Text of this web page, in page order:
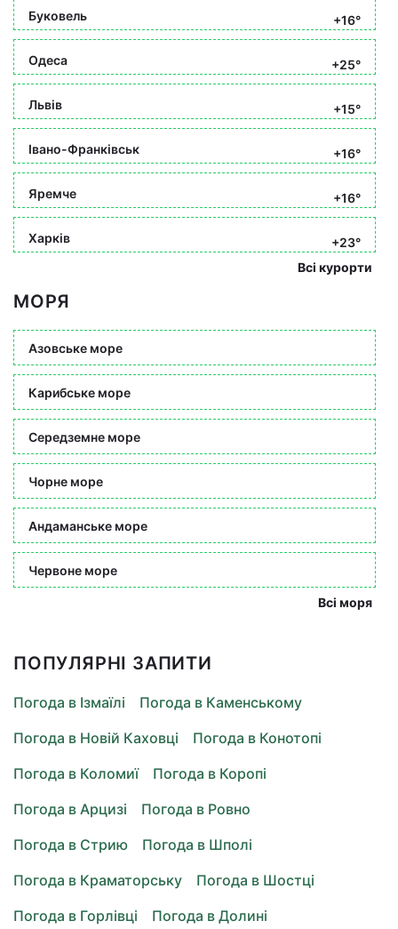
Буковель +16°
Одеса +25°
Львів +15°
Івано-Франківськ +16°
Яремче +16°
Харків
+23°
Всі курорти
МОРЯ
Азовське море
Карибське море
Середземне море
Чорне море
Андаманське море
Червоне море
Всі моря
ПОПУЛЯРНІ ЗАПИТИ
Погода в Ізмаїлі
Погода в Каменському
Погода в Новій Каховці
Погода в Конотопі
Погода в Коломиї
Погода в Коропі
Погода в Арцизі
Погода в Ровно
Погода в Стрию
Погода в Шполі
Погода в Краматорську
Погода в Шостці
Погода в Горлівці
Погода в Долині